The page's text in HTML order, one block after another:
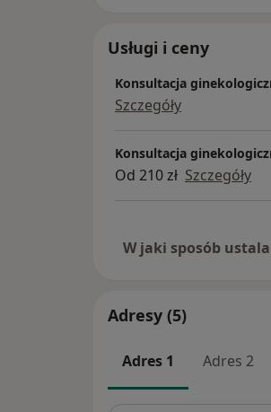
Usługi i ceny
Konsultacja
Szczegóły
Konsultacja
Od 210 zł Szczegóły
W jaki sposób
Adresy (5)
Adres 1 Adres 2